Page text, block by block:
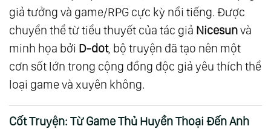
giả tưởng và game/RPG cực kỳ nổi tiếng. Được
chuyển thể từ tiểu thuyết của tác giả Nicesunvà
minh họa bởi D-dot, bộ truyện đã tạo nên một
cơn sốt lớn trong cộng đồng độc giả yêu thích thể
loại game và xuyên không.
Cốt Truyện: Từ Game Thủ Huyền Thoại Đến Anh